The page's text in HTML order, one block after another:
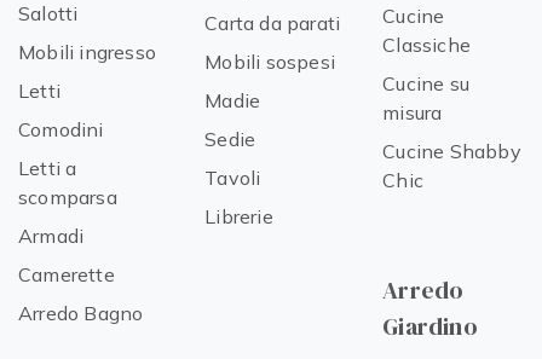
Salotti
Mobili ingresso
Letti
Comodini
Letti a
scomparsa
Armadi
Camerette
Arredo Bagno
Carta da parati
Mobili sospesi
Madie
Sedie
Tavoli
Librerie
Cucine
Classiche
Cucine su
misura
Cucine Shabby
Chic
Arredo
Giardino